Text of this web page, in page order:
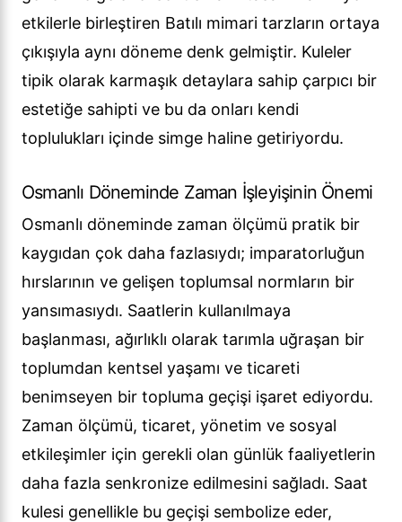
etkilerle birleştiren Batılı mimari tarzların ortaya
çıkışıyla aynı döneme denk gelmiştir. Kuleler
tipik olarak karmaşık detaylara sahip çarpıcı bir
estetiğe sahipti ve bu da onları kendi
toplulukları içinde simge haline getiriyordu.
Osmanlı Döneminde Zaman İşleyişinin Önemi
Osmanlı döneminde zaman ölçümü pratik bir
kaygıdan çok daha fazlasıydı; imparatorluğun
hırslarının ve gelişen toplumsal normların bir
yansımasıydı. Saatlerin kullanılmaya
başlanması, ağırlıklı olarak tarımla uğraşan bir
toplumdan kentsel yaşamı ve ticareti
benimseyen bir topluma geçişi işaret ediyordu.
Zaman ölçümü, ticaret, yönetim ve sosyal
etkileşimler için gerekli olan günlük faaliyetlerin
daha fazla senkronize edilmesini sağladı. Saat
kulesi genellikle bu geçişi sembolize eder,